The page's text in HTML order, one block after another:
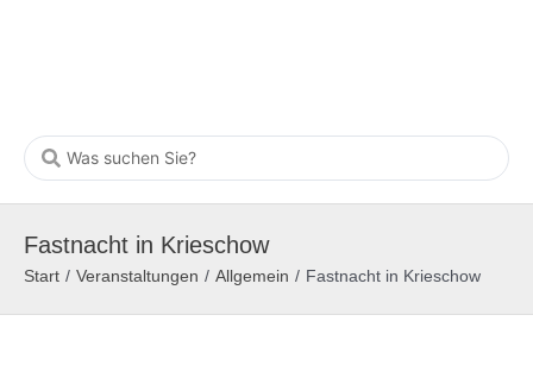
Fastnacht in Krieschow
Start / Veranstaltungen / Allgemein / Fastnacht in Krieschow